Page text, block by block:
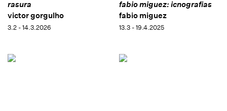
rasura
victor gorgulho
3.2 - 14.3.2026
fabio miguez: icnografias
fabio miguez
13.3 - 19.4.2025